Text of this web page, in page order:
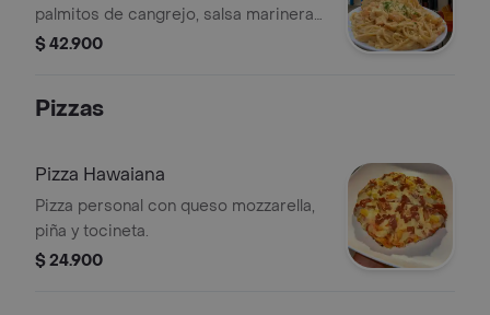
palmitos de cangrejo, salsa marinera
de la casa, parmesano y perejil.
$ 42.900
Pizzas
Pizza Hawaiana
Pizza personal con queso mozzarella,
piña y tocineta.
$ 24.900